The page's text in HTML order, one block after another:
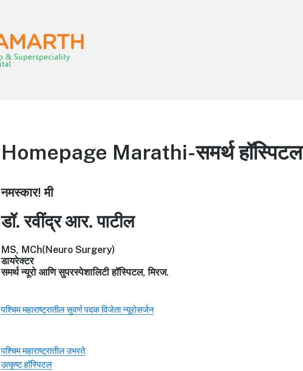
Homepage Marathi-समर्थ हॉस्पिटल
नमस्कार! मी
डॉ. रवींद्र आर. पाटील
MS, MCh(Neuro Surgery)
डायरेक्टर
समर्थ न्यूरो आणि सुपरस्पेशालिटी हॉस्पिटल, मिरज.
पश्चिम महाराष्ट्रातील सुवर्ण पदक विजेता न्यूरोसर्जन
पश्चिम महाराष्ट्रातील उभरते
उत्कृष्ट हॉस्पिटल